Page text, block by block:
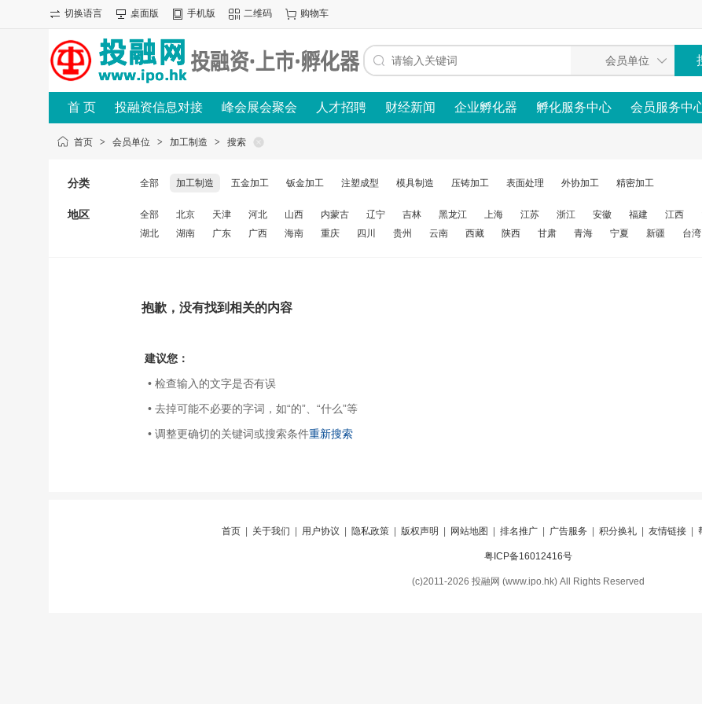
切换语言 桌面版 手机版 二维码 购物车
首 页 投融资信息对接 峰会展会聚会 人才招聘 财经新闻 企业孵化器 孵化服务中心 会员服务中
首页 > 会员单位 > 加工制造 > 搜索
分类 全部 加工制造 五金加工 钣金加工 注塑成型 模具制造 压铸加工 表面处理 外协加工 精密加工
地区 全部 北京 天津 河北 山西 内蒙古 辽宁 吉林 黑龙江 上海 江苏 浙江 安徽 福建 江西
湖北
湖南 广东 广西 海南 重庆 四川 贵州 云南 西藏 陕西 甘肃 青海 宁夏 新疆 台湾
抱歉，没有找到相关的内容
建议您：
• 检查输入的文字是否有误
• 去掉可能不必要的字词，如“的”、“什么”等
• 调整更确切的关键词或搜索条件重新搜索
首页 关于我们 用户协议 隐私政策 版权声明 网站地图 排名推广 广告服务 积分换礼 友情链接
粤ICP备16012416号
(c)2011-2026 投融网 (www.ipo.hk) All Rights Reserved